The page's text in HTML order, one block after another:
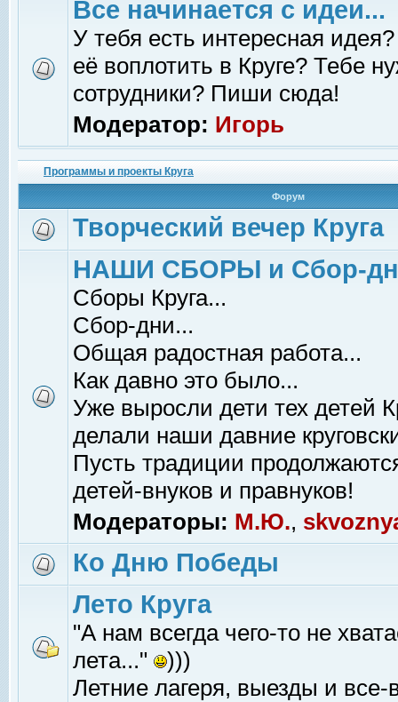
Все начинается с идеи...
У тебя есть интересная
её воплотить в Круге? Тебе
сотрудники? Пиши сюда!
Модератор: Игорь
Программы и проекты Круга
Форум
Творческий вечер Круга
НАШИ СБОРЫ и Сбор-
Сборы Круга...
Сбор-дни...
Общая радостная работа...
Как давно это было...
Уже выросли дети тех детей
делали наши давние
Пусть традиции
детей-внуков и правнуков!
Модераторы: М.Ю.,
Ко Дню Победы
Лето Круга
"А нам всегда чего-то не
лета..."
)))
Летние лагеря, выезды и все-